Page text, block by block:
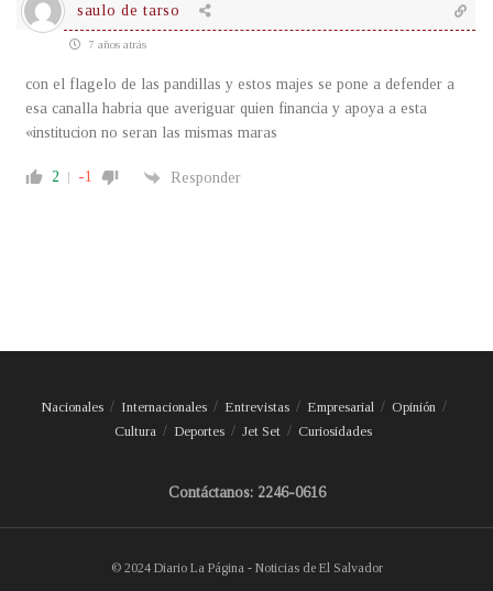
saulo de tarso
7 años atrás
con el flagelo de las pandillas y estos majes se pone a defender a
esa canalla habria que averiguar quien financia y apoya a esta
«institucion no seran las mismas maras
2 -1 Responder
Nacionales Internacionales Entrevistas Empresarial
Opinión
Cultura
Deportes Jet Set Curiosidades
Contáctanos: 2246-0616
© 2024 Diario La Página - Noticias de El Salvador